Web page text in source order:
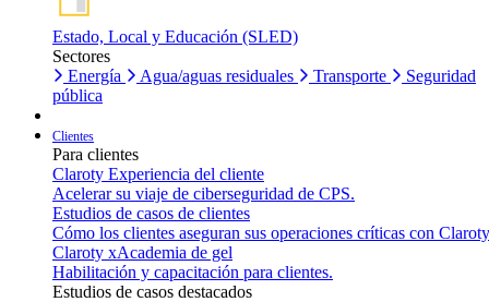
Estado, Local y Educación (SLED)
Sectores
Energía
Agua/aguas residuales Transporte
Seguridad
pública
Clientes
Para clientes
Claroty Experiencia del cliente
Acelerar su viaje de ciberseguridad de CPS.
Estudios de casos de clientes
Cómo los clientes aseguran sus operaciones críticas con
Claroty xAcademia de gel
Habilitación y capacitación para clientes.
Estudios de casos destacados